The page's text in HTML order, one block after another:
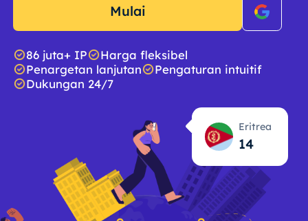
Mulai
86 juta+ IP
Harga fleksibel
Penargetan lanjutan
Pengaturan intuitif
Dukungan 24/7
Eritrea
14